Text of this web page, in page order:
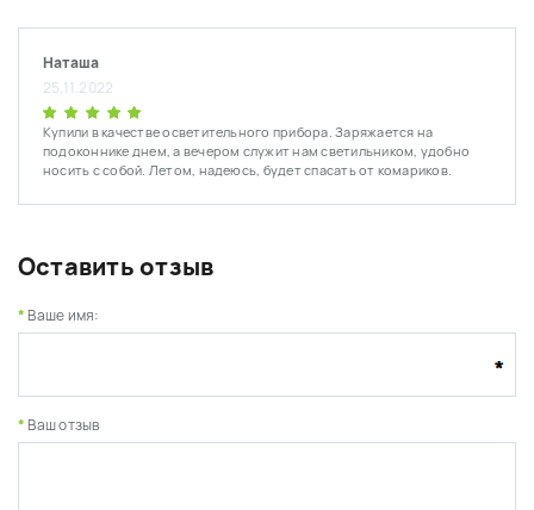
Наташа
25.11.2022
Купили в качестве осветительного прибора. Заряжается на
подоконнике днем, а вечером служит нам светильником, удобно
носить с собой. Летом, надеюсь, будет спасать от комариков.
Оставить отзыв
Ваше имя:
Ваш отзыв